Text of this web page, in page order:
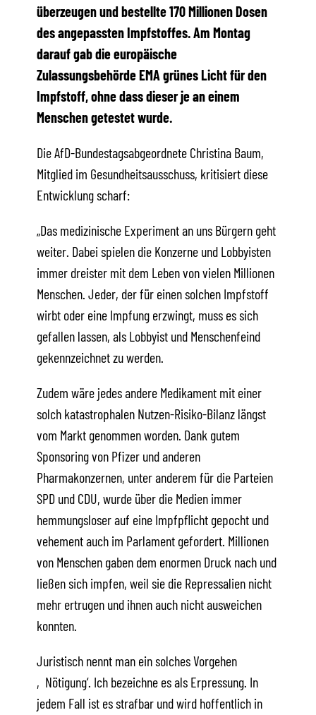
überzeugen und bestellte 170 Millionen Dosen
des angepassten Impfstoffes. Am Montag
darauf gab die europäische
Zulassungsbehörde EMA grünes Licht für den
Impfstoff, ohne dass dieser je an einem
Menschen getestet wurde.
Die AfD-Bundestagsabgeordnete Christina Baum,
Mitglied im Gesundheitsausschuss, kritisiert diese
Entwicklung scharf:
„Das medizinische Experiment an uns Bürgern geht
weiter. Dabei spielen die Konzerne und Lobbyisten
immer dreister mit dem Leben von vielen Millionen
Menschen. Jeder, der für einen solchen Impfstoff
wirbt oder eine Impfung erzwingt, muss es sich
gefallen lassen, als Lobbyist und Menschenfeind
gekennzeichnet zu werden.
Zudem wäre jedes andere Medikament mit einer
solch katastrophalen Nutzen-Risiko-Bilanz längst
vom Markt genommen worden. Dank gutem
Sponsoring von Pfizer und anderen
Pharmakonzernen, unter anderem für die Parteien
SPD und CDU, wurde über die Medien immer
hemmungsloser auf eine Impfpflicht gepocht und
vehement auch im Parlament gefordert. Millionen
von Menschen gaben dem enormen Druck nach und
ließen sich impfen, weil sie die Repressalien nicht
mehr ertrugen und ihnen auch nicht ausweichen
konnten.
Juristisch nennt man ein solches Vorgehen
‚Nötigung‘. Ich bezeichne es als Erpressung. In
jedem Fall ist es strafbar und wird hoffentlich in